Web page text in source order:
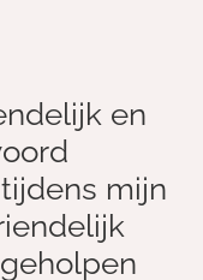
en
mijn